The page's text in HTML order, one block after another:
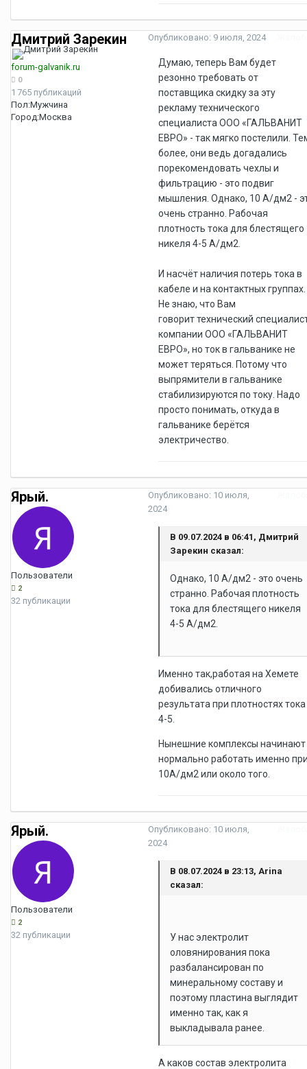
Дмитрий Зарекин
forum-galvanik.ru
0
1 765 публикаций
Пол:Мужчина
Город:Москва
Опубликовано: 9 июля, 2024
Думаю, теперь Вам будет
резонно требовать от
поставщика скидку за эту
рекламу технического
специалиста ООО «ГАЛЬВАНИТ
ЕВРО» - так мягко постелили.
более, они ведь догадались
порекомендовать чехлы и
фильтрацию - это подвиг
мышления. Однако, 10 А/дм2 -
очень странно. Рабочая
плотность тока для блестящего
никеля 4-5 А/дм2.
И насчёт наличия потерь тока в
кабеле и на контактных группах.
Не знаю, что Вам
говорит технический
компании ООО «ГАЛЬВАНИТ
ЕВРО», но ток в гальванике не
может теряться. Потому что
выпрямители в гальванике
стабилизируются по току. Надо
просто понимать, откуда в
гальванике берётся
электричество.
Ярый.
Пользователи
2
32 публикации
Опубликовано: 10 июля,
2024
В 09.07.2024 в 06:41, Дмитрий
Зарекин сказал:
Однако, 10 А/дм2 - это очень
странно. Рабочая плотность
тока для блестящего никеля
4-5 А/дм2.
Именно так,работая на Хемете
добивались отличного
результата при плотностях тока
4-5.
Нынешние комплексы начинают
нормально работать именно
10А/дм2 или около того.
Ярый.
Пользователи
2
32 публикации
Опубликовано: 10 июля,
2024
В 08.07.2024 в 23:13, Arina
сказал:
У нас электролит
оловянирования пока
разбалансирован по
минеральному составу и
поэтому пластина выглядит
именно так, как я
выкладывала ранее.
А каков состав электролита